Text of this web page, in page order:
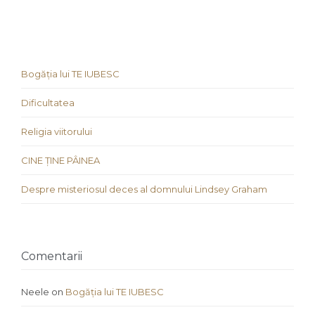
Bogăția lui TE IUBESC
Dificultatea
Religia viitorului
CINE ȚINE PÂINEA
Despre misteriosul deces al domnului Lindsey Graham
Comentarii
Neele on Bogăția lui TE IUBESC